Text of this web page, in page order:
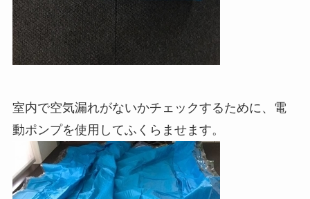
室内で空気漏れがないかチェックするために、電
動ポンプを使用してふくらませます。